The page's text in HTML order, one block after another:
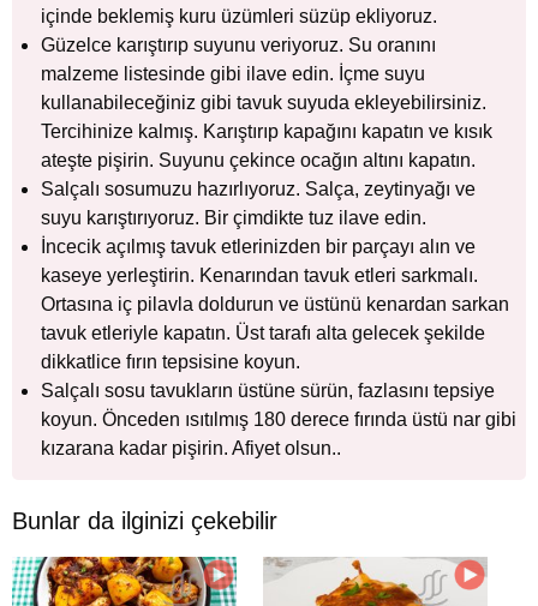
içinde beklemiş kuru üzümleri süzüp ekliyoruz.
Güzelce karıştırıp suyunu veriyoruz. Su oranını
malzeme listesinde gibi ilave edin. İçme suyu
kullanabileceğiniz gibi tavuk suyuda ekleyebilirsiniz.
Tercihinize kalmış. Karıştırıp kapağını kapatın ve kısık
ateşte pişirin. Suyunu çekince ocağın altını kapatın.
Salçalı sosumuzu hazırlıyoruz. Salça, zeytinyağı ve
suyu karıştırıyoruz. Bir çimdikte tuz ilave edin.
İncecik açılmış tavuk etlerinizden bir parçayı alın ve
kaseye yerleştirin. Kenarından tavuk etleri sarkmalı.
Ortasına iç pilavla doldurun ve üstünü kenardan sarkan
tavuk etleriyle kapatın. Üst tarafı alta gelecek şekilde
dikkatlice fırın tepsisine koyun.
Salçalı sosu tavukların üstüne sürün, fazlasını tepsiye
koyun. Önceden ısıtılmış 180 derece fırında üstü nar gibi
kızarana kadar pişirin. Afiyet olsun..
Bunlar da ilginizi çekebilir